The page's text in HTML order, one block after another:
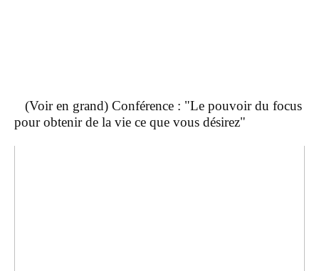
(Voir en grand) Conférence : "Le pouvoir du focus
pour obtenir de la vie ce que vous désirez"